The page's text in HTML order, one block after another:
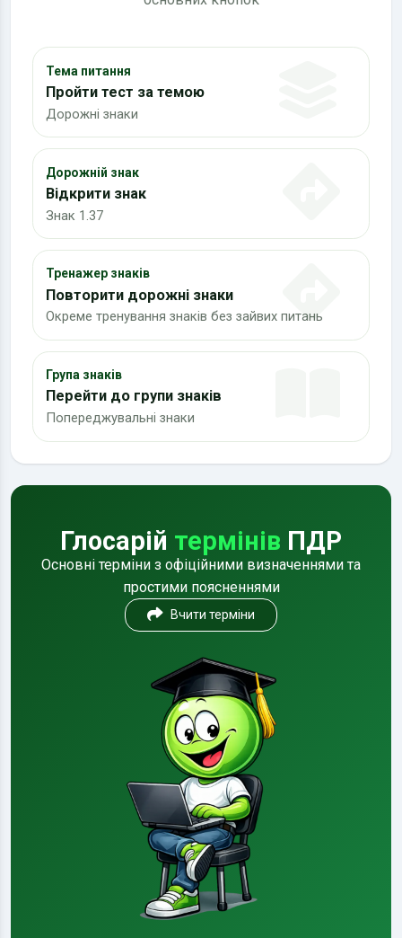
Тема питання
Пройти тест за темою
Дорожні знаки
Дорожній знак
Відкрити знак
Знак 1.37
Тренажер знаків
Повторити дорожні знаки
Окреме тренування знаків без зайвих питань
Група знаків
Перейти до групи знаків
Попереджувальні знаки
Глосарій термінів ПДР
Основні терміни з офіційними визначеннями та
простими поясненнями
Вчити терміни